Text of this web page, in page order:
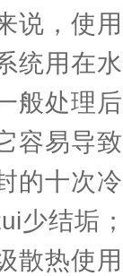
说，使
统用在
般处理
容易导
的十次
少结垢
散热使